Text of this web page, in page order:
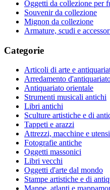
Oggetti da collezione per
Souvenir da collezione
Mignon da collezione
Armature, scudi e
Categorie
Articoli di arte e
Arredamento
Antiquariato orientale
Strumenti musicali antichi
Libri antichi
Sculture artistiche e di
Tappeti e arazzi
Attrezzi, macchine e
Fotografie antiche
Oggetti massonici
Libri vecchi
Oggetti d'arte dal mondo
Stampe artistiche e di